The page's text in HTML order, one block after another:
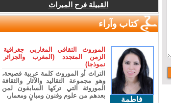
القبيلة فرح الميراث
كتاب وآراء
فاطمة
الموروث الثقافي المغاربي جغرافية
الزمن المتجدد (المغرب والجزائر
نموذجا)
التراث أو الموروث كلمة عربية فصيحة،
وهو مجموعة التقاليد والآثار والثقافة
الموروثة التي تركها السابقون لمن
بعدهم من علوم وفنون ومبانٍ ومعمار،